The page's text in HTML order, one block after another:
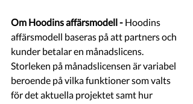
Om Hoodins affärsmodell - Hoodins
affärsmodell baseras på att partners och
kunder betalar en månadslicens.
Storleken på månadslicensen är variabel
beroende på vilka funktioner som valts
för det aktuella projektet samt hur